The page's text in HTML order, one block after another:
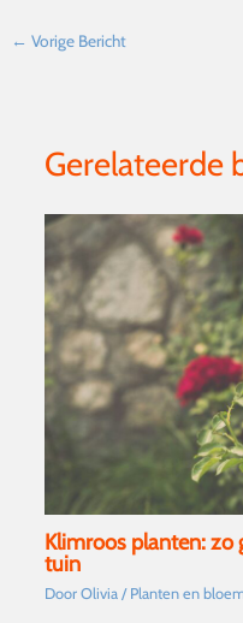
← Vorige Bericht
Gerelateerde
Klimroos planten: zo
tuin
Door Olivia / Planten en